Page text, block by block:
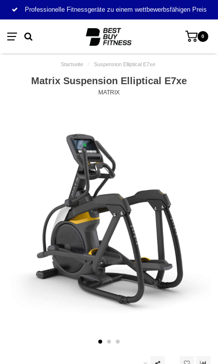
Professionelle Fitnessgeräte zu einem wettbewerbsfähigen Preis
0
Startseite / Suspension Elliptical E7xe
Matrix Suspension Elliptical E7xe
MATRIX